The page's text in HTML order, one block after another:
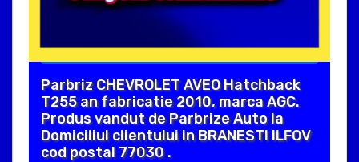
Parbriz CHEVROLET AVEO Hatchback
T255 an fabricatie 2010, marca AGC.
Produs vandut de Parbrize Auto la
Domiciliul clientului in BRANESTI ILFOV
cod postal 77030 .